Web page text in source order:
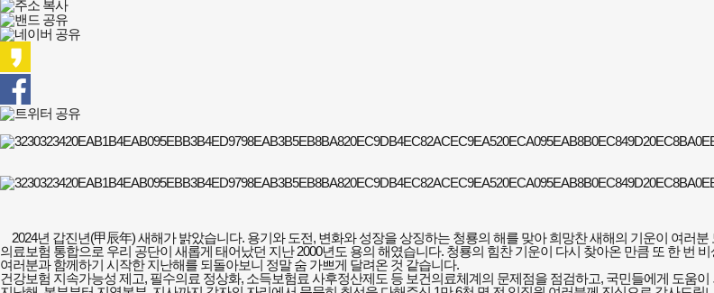
2024년 갑진년(甲辰年)새해가 밝았습니다. 용기와 도전, 변화와 성장을 상징하는 청룡의 해를 맞아 희망찬 새해의 기운이 여러
의료보험 통합으로 우리 공단이 새롭게 태어났던 지난2000년도 용의 해였습니다. 청룡의 힘찬 기운이 다시 찾아온 만큼 또 한 번
여러분과 함께하기 시작한 지난해를 되돌아보니 정말 숨 가쁘게 달려온 것 같습니다.
건강보험 지속가능성 제고, 필수의료 정상화, 소득보험료 사후정산제도 등 보건의료체계의 문제점을 점검하고, 국민들에게 도움이